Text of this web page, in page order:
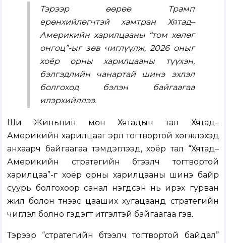
Тэрээр өөрөө Трамп
ерөнхийлөгчтэй хамтран Хятад–
Америкийн харилцааны “том хөлөг
онгоц”-ыг зөв чиглүүлж, 2026 оныг
хоёр орны харилцааны түүхэн,
бэлгэдлийн чанартай шинэ эхлэл
болгоход бэлэн байгаагаа
илэрхийллээ.
Ши Жиньпин мөн Хятадын тал Хятад–
Америкийн харилцааг эрүүл тогтвортой хөгжүүлэхэд
анхаарч байгаагаа тэмдэглээд, хоёр тал “Хятад–
Америкийн стратегийн бүтээлч тогтвортой
харилцаа”-г хоёр орны харилцааны шинэ байр
суурь болгохоор санал нэгдсэн нь ирэх гурван
жил болон түүнээс цааших хугацаанд стратегийн
чиглэл болно гэдэгт итгэлтэй байгаагаа гэв.
Тэрээр “стратегийн бүтээлч тогтвортой байдал”